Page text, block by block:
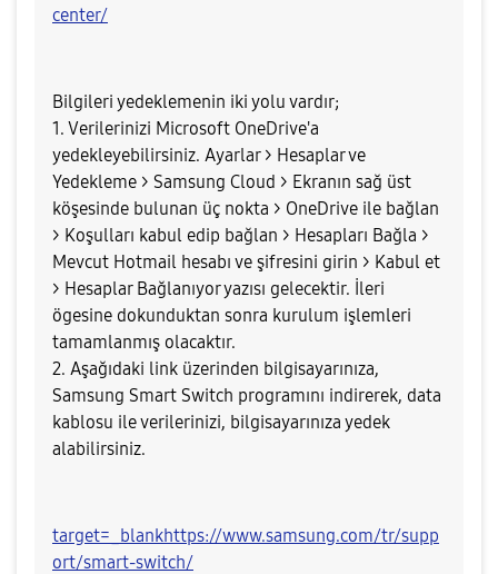
center/
Bilgileri yedeklemenin iki yolu vardır;
1. Verilerinizi Microsoft OneDrive'a
yedekleyebilirsiniz. Ayarlar > Hesaplar ve
Yedekleme > Samsung Cloud > Ekranın sağ üst
köşesinde bulunan üç nokta > OneDrive ile bağlan
> Koşulları kabul edip bağlan > Hesapları Bağla >
Mevcut Hotmail hesabı ve şifresini girin > Kabul et
> Hesaplar Bağlanıyor yazısı gelecektir. İleri
ögesine dokunduktan sonra kurulum işlemleri
tamamlanmış olacaktır.
2. Aşağıdaki link üzerinden bilgisayarınıza,
Samsung Smart Switch programını indirerek, data
kablosu ile verilerinizi, bilgisayarınıza yedek
alabilirsiniz.
target=_blankhttps://www.samsung.com/tr/supp
ort/smart-switch/